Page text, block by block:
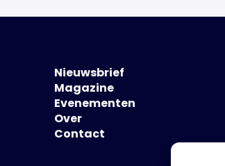
Nieuwsbrief
Magazine
Evenementen
Over
Contact